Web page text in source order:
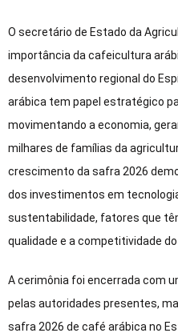
O secretário de Estado da
importância da cafeicultura
desenvolvimento regional do
arábica tem papel estratégico
movimentando a economia,
milhares de famílias da
crescimento da safra 2026
dos investimentos em
sustentabilidade, fatores que
qualidade e a competitividade
A cerimônia foi encerrada com
pelas autoridades presentes,
safra 2026 de café arábica no